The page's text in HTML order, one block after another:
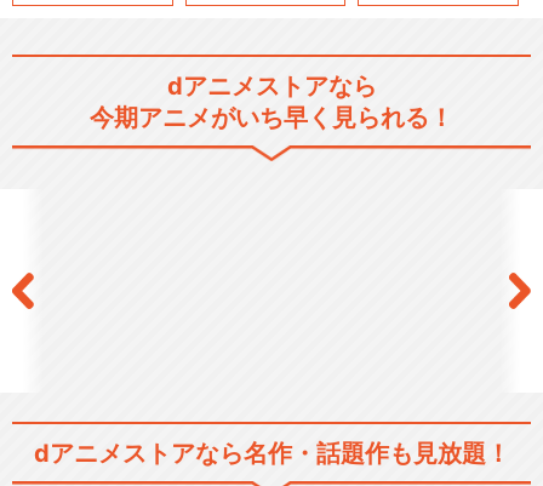
dアニメストアなら
今期アニメがいち早く見られる！
dアニメストアなら名作・話題作も見放題！